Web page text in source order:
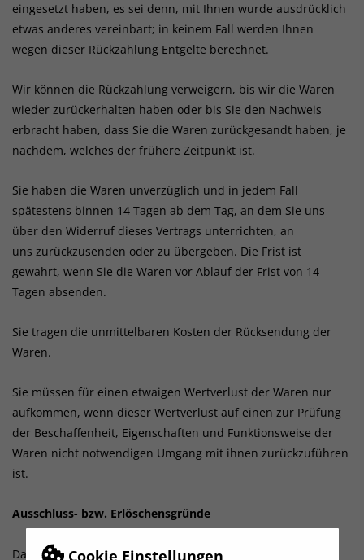
Cookie Einstellungen
eingesetzt haben, es sei denn, mit Ihnen wurde ausdrücklich
etwas anderes vereinbart; in keinem Fall werden Ihnen
wegen dieser Rückzahlung Entgelte berechnet.
Wir können die Rückzahlung verweigern, bis wir die Waren
wieder zurückerhalten haben oder bis Sie den Nachweis
erbracht haben, dass Sie die Waren zurückgesandt haben, je
nachdem, welches der frühere Zeitpunkt ist.
Sie haben die Waren unverzüglich und in jedem Fall
spätestens binnen 14 Tagen ab dem Tag, an dem Sie uns
über den Widerruf dieses Vertrags unterrichten, an
uns zurückzusenden oder zu übergeben. Die Frist ist
gewahrt, wenn Sie die Waren vor Ablauf der Frist von 14
Tagen absenden.
Sie tragen die unmittelbaren Kosten der Rücksendung der
Waren.
Sie müssen für einen etwaigen Wertverlust der Waren nur
aufkommen, wenn dieser Wertverlust auf einen zur Prüfung
der Beschaffenheit, Eigenschaften und Funktionsweise der
Waren nicht notwendigen Umgang mit ihnen zurückzuführen
ist.
Ausschluss- bzw. Erlöschensgründe
Das Widerrufsrecht besteht nicht bei Verträgen